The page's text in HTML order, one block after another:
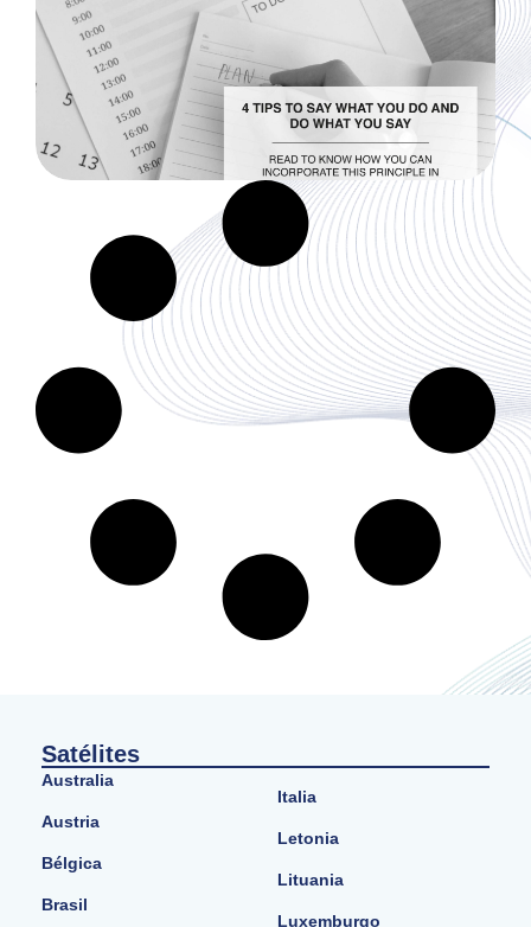
Satélites
Australia
Austria
Bélgica
Brasil
Italia
Letonia
Lituania
Luxemburgo